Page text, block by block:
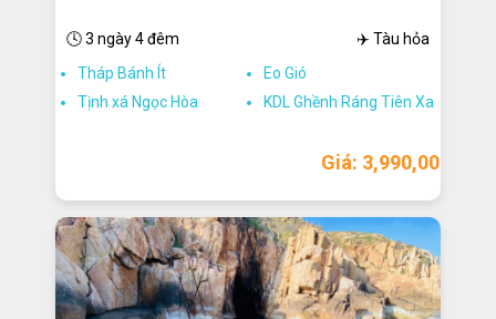
🕓 3 ngày 4 đêm
✈️ Tàu hỏa
Tháp Bánh Ít
Eo Gió
Tịnh xá Ngọc Hòa
KDL Ghềnh Ráng Tiên Xa
Giá: 3,990,000